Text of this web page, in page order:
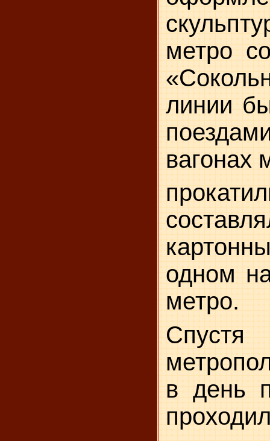
ме­тро
линии
вагонах
одном
метро.
в день